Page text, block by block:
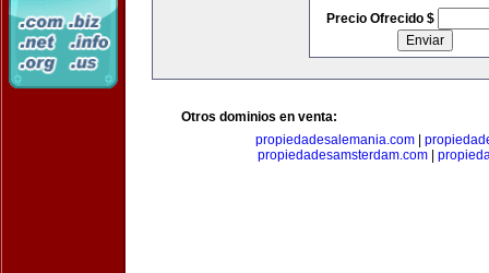
Precio Ofrecido $
Otros dominios en venta:
propiedadesalemania.com
propiedadesamsterdam.com|